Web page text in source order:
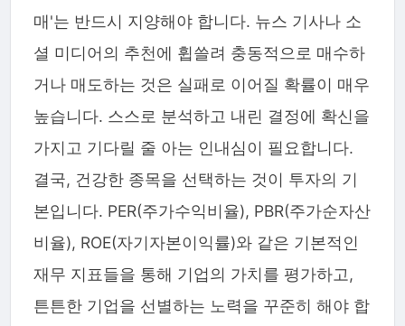
매'는 반드시 지양해야 합니다. 뉴스 기사나 소
셜 미디어의 추천에 휩쓸려 충동적으로 매수하
거나 매도하는 것은 실패로 이어질 확률이 매우
높습니다. 스스로 분석하고 내린 결정에 확신을
가지고 기다릴 줄 아는 인내심이 필요합니다.
결국, 건강한 종목을 선택하는 것이 투자의 기
본입니다. PER(주가수익비율), PBR(주가순자산
비율), ROE(자기자본이익률)와 같은 기본적인
재무 지표들을 통해 기업의 가치를 평가하고,
튼튼한 기업을 선별하는 노력을 꾸준히 해야 합